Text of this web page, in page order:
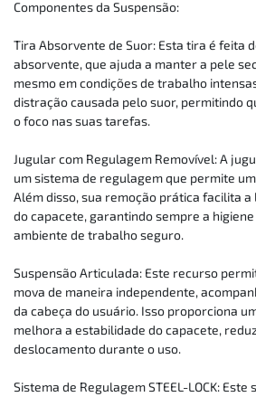
Componentes da Suspensão:
Tira Absorvente de Suor: Esta tira é feita
absorvente, que ajuda a manter a pele
mesmo em condições de trabalho
distração causada pelo suor, permitindo
o foco nas suas tarefas.
Jugular com Regulagem Removível: A
um sistema de regulagem que permite
Além disso, sua remoção prática facilita
do capacete, garantindo sempre a
ambiente de trabalho seguro.
Suspensão Articulada: Este recurso
mova de maneira independente,
da cabeça do usuário. Isso proporciona
melhora a estabilidade do capacete,
deslocamento durante o uso.
Sistema de Regulagem STEEL-LOCK: